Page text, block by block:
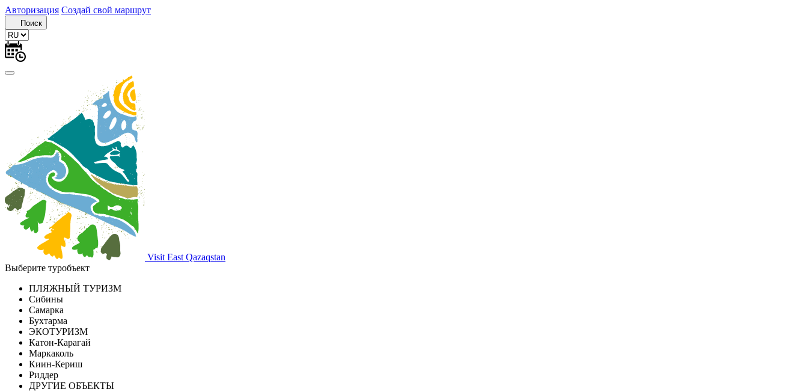
Авторизация Создай свой маршрут
Поиск
Visit East Qazaqstan
Выберите туробъект
ПЛЯЖНЫЙ ТУРИЗМ
Сибины
Самарка
Бухтарма
ЭКОТУРИЗМ
Катон-Карагай
Маркаколь
Киин-Кериш
Риддер
ДРУГИЕ ОБЪЕКТЫ